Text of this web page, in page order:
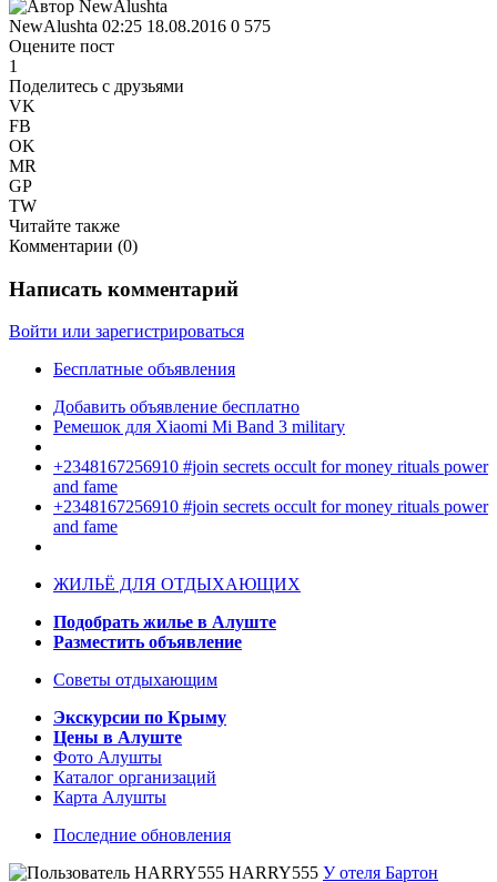
NewAlushta 02:25 18.08.2016 0 575
Оцените пост
1
Поделитесь с друзьями
VK
FB
OK
MR
GP
TW
Читайте также
Комментарии (0)
Написать комментарий
Войти или зарегистрироваться
Бесплатные объявления
Добавить объявление бесплатно
Ремешок для Xiaomi Mi Band 3 military
+2348167256910 #join secrets occult for money rituals power
and fame
+2348167256910 #join secrets occult for money rituals power
and fame
ЖИЛЬЁ ДЛЯ ОТДЫХАЮЩИХ
Подобрать жилье в Алуште
Разместить объявление
Советы отдыхающим
Экскурсии по Крыму
Цены в Алуште
Фото Алушты
Каталог организаций
Карта Алушты
Последние обновления
HARRY555 У отеля Бартон